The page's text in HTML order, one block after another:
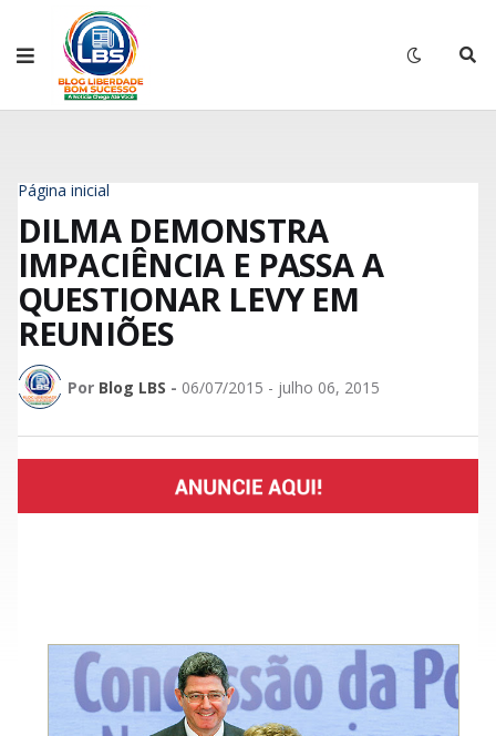
Página inicial
DILMA DEMONSTRA
IMPACIÊNCIA E PASSA A
QUESTIONAR LEVY EM
REUNIÕES
Por Blog LBS - 06/07/2015 - julho 06, 2015